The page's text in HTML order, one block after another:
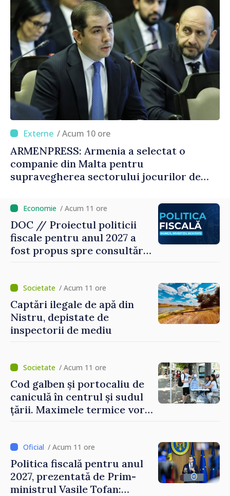
/ Acum 10 ore
ARMENPRESS: Armenia a selectat o
companie din Malta pentru
supravegherea sectorului jocurilor de
/ Acum 11 ore
DOC // Proiectul politicii
fiscale pentru anul 2027 a
fost propus spre consultări
/ Acum 11 ore
Captări ilegale de apă din
Nistru, depistate de
inspectorii de mediu
/ Acum 11 ore
Cod galben și portocaliu de
caniculă în centrul și sudul
țării. Maximele termice vor
/ Acum 11 ore
Politica fiscală pentru anul
2027, prezentată de Prim-
ministrul Vasile Tofan: